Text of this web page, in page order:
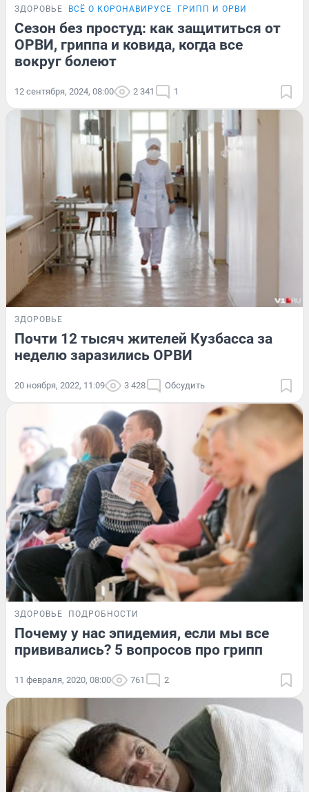
ЗДОРОВЬЕ ВСЁ О КОРОНАВИРУСЕ ГРИПП И ОРВИ
Сезон без простуд: как защититься от
ОРВИ, гриппа и ковида, когда все
вокруг болеют
12 сентября, 2024, 08:00 2 341 1
ЗДОРОВЬЕ
Почти 12 тысяч жителей Кузбасса за
неделю заразились ОРВИ
20 ноября, 2022, 11:09 3 428 Обсудить
ЗДОРОВЬЕ ПОДРОБНОСТИ
Почему у нас эпидемия, если мы все
прививались? 5 вопросов про грипп
11 февраля, 2020, 08:00 761 2